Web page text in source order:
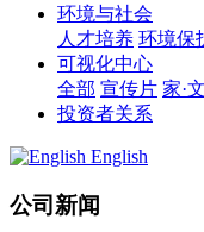
环境与社会
人才培养 环境保
可视化中心
全部 宣传片 家·
投资者关系
English
公司新闻